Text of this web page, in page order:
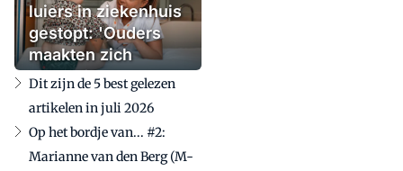
luiers in ziekenhuis
gestopt: 'Ouders
maakten zich
zorgen'
Dit zijn de 5 best gelezen
artikelen in juli 2026
Op het bordje van... #2:
Marianne van den Berg (M-